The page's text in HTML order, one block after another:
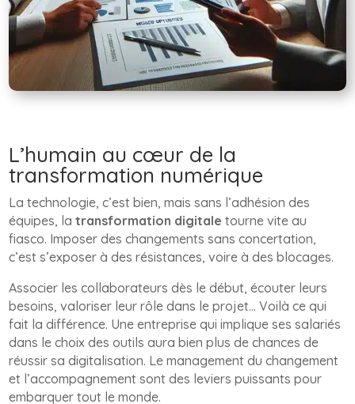
L’humain au cœur de la
transformation numérique
La technologie, c’est bien, mais sans l’adhésion des
équipes, latransformation digitale tourne vite au
fiasco. Imposer des changements sans concertation,
c’est s’exposer à des résistances, voire à des blocages.
Associer les collaborateurs dès le début, écouter leurs
besoins, valoriser leur rôle dans le projet… Voilà ce qui
fait la différence. Une entreprise qui implique ses salariés
dans le choix des outils aura bien plus de chances de
réussir sa digitalisation. Le management du changement
et l’accompagnement sont des leviers puissants pour
embarquer tout le monde.